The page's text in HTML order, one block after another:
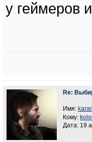
у геймеров
Re:
Имя:
Кому:
Дата: 19